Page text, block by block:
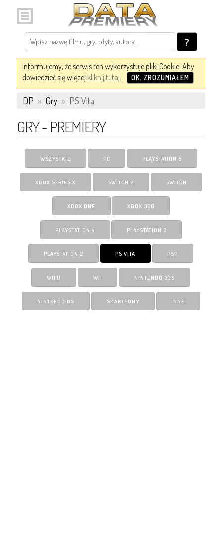
?
Informujemy, że serwis ten wykorzystuje pliki Cookie. Aby
dowiedzieć się więcej kliknij tutaj. OK, ZROZUMIAŁEM
DP » Gry » PS Vita
GRY - PREMIERY
WSZYSTKIE PC PLAYSTATION 5
XBOX SERIES X SWITCH 2 SWITCH
XBOX ONE XBOX 360
PLAYSTATION 4 PLAYSTATION 3
PLAYSTATION 2 PS VITA PSP
WII U WII NINTENDO 3DS
NINTENDO DS SMARTFONY INNE